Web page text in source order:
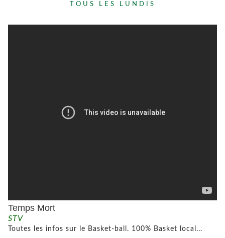
TOUS LES LUNDIS
Temps Mort
STV
Toutes les infos sur le Basket-ball. 100% Basket local...